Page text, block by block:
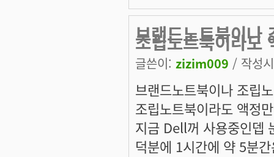
브랜드노트북이나
조립노트북이라도
글쓴이: zizim009 / 작성
브랜드노트북이나 조립
조립노트북이라도 액정
지금 Dell꺼 사용중인뎁
덕분에 1시간에 약 5분